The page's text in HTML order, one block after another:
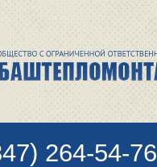
264-54-76